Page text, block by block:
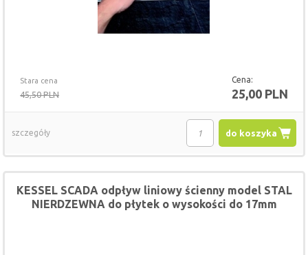
Stara cena
45,50 PLN
Cena:
25,00 PLN
do koszyka
szczegóły
KESSEL SCADA odpływ liniowy ścienny model STAL
NIERDZEWNA do płytek o wysokości do 17mm